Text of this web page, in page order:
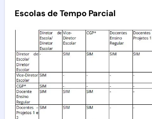
Escolas de Tempo Parcial